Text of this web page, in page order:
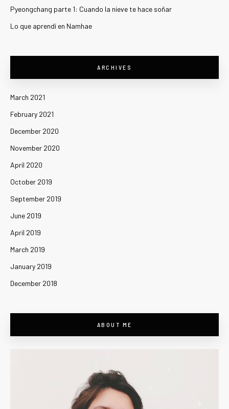
Pyeongchang parte 1: Cuando la nieve te hace soñar
Lo que aprendí en Namhae
ARCHIVES
March 2021
February 2021
December 2020
November 2020
April 2020
October 2019
September 2019
June 2019
April 2019
March 2019
January 2019
December 2018
ABOUT ME